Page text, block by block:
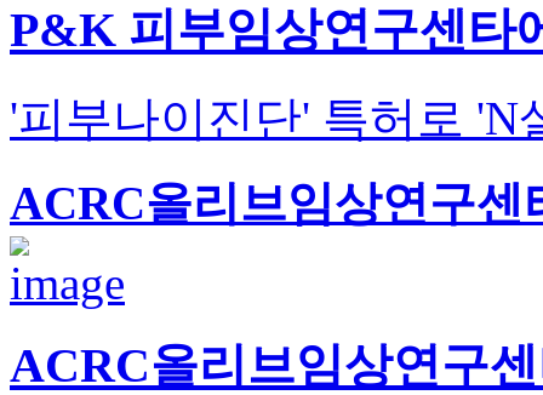
P&K 피부임상연구센타
'피부나이진단' 특허로 'N
ACRC올리브임상연구
ACRC올리브임상연구